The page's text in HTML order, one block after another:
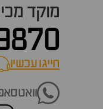
מוקד
חייגו עכשיו
וואטסאפ - 054-